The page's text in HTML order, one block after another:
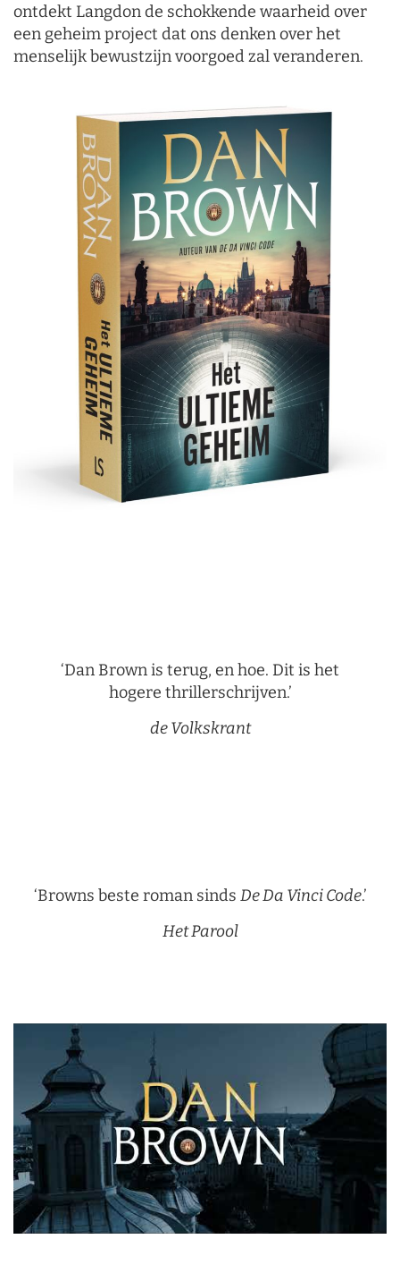
ontdekt Langdon de schokkende waarheid over
een geheim project dat ons denken over het
menselijk bewustzijn voorgoed zal veranderen.
‘Dan Brown is terug, en hoe. Dit is het
hogere thrillerschrijven.’
de Volkskrant
‘Browns beste roman sinds De Da Vinci Code.’
Het Parool